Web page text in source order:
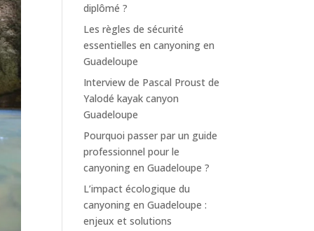
diplômé ?
Les règles de sécurité
essentielles en canyoning en
Guadeloupe
Interview de Pascal Proust de
Yalodé kayak canyon
Guadeloupe
Pourquoi passer par un guide
professionnel pour le
canyoning en Guadeloupe ?
L’impact écologique du
canyoning en Guadeloupe :
enjeux et solutions